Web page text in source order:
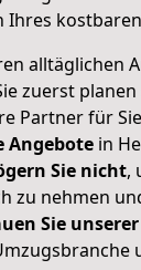
Ihres
alltäglichen
zuerst
Partner für
Angebote in
Sie nicht,
zu nehmen
Sie unserer